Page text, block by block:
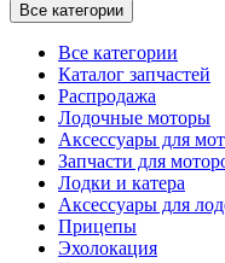
Все категории
Все категории
Каталог запчастей
Распродажа
Лодочные моторы
Аксессуары для
Запчасти для
Лодки и катера
Аксессуары для
Прицепы
Эхолокация